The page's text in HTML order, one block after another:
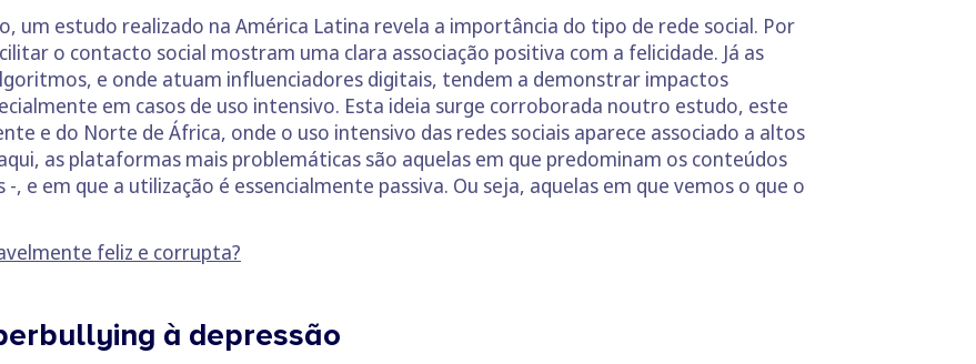
um estudo realizado na América Latina revela a importância do tipo de rede social. Por
o contacto social mostram uma clara associação positiva com a felicidade. Já as
e onde atuam influenciadores digitais, tendem a demonstrar impactos
em casos de uso intensivo. Esta ideia surge corroborada noutro estudo, este
e do Norte de África, onde o uso intensivo das redes sociais aparece associado a altos
as plataformas mais problemáticas são aquelas em que predominam os conteúdos
, e em que a utilização é essencialmente passiva. Ou seja, aquelas em que vemos o que o
feliz e corrupta?
à depressão